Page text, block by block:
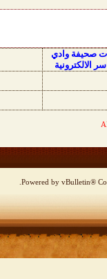
صحيفة وادي
الالكترونية
Powered by vBulletin®